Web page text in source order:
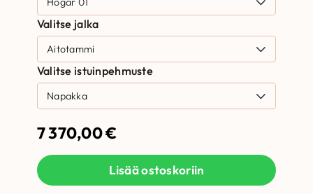
Valitse jalka
Valitse istuinpehmuste
7 370,00€
Lisää ostoskoriin